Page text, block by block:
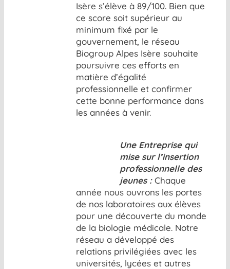
Isère s’élève à 89/100. Bien que
ce score soit supérieur au
minimum fixé par le
gouvernement, le réseau
Biogroup Alpes Isère souhaite
poursuivre ces efforts en
matière d’égalité
professionnelle et confirmer
cette bonne performance dans
les années à venir.
Une Entreprise qui
mise sur l’insertion
professionnelle des
jeunes :Chaque
année nous ouvrons les portes
de nos laboratoires aux élèves
pour une découverte du monde
de la biologie médicale. Notre
réseau a développé des
relations privilégiées avec les
universités, lycées et autres